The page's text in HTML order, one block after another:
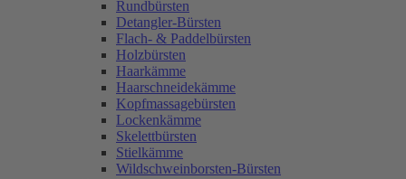
Rundbürsten
Detangler-Bürsten
Flach- & Paddelbürsten
Holzbürsten
Haarkämme
Haarschneidekämme
Kopfmassagebürsten
Lockenkämme
Skelettbürsten
Stielkämme
Wildschweinborsten-Bürsten